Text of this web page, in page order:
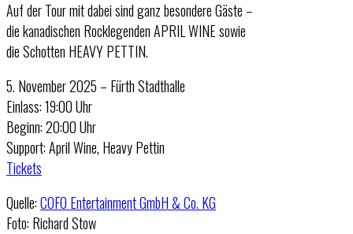
Auf der Tour mit dabei sind ganz besondere Gäste –
die kanadischen Rocklegenden APRIL WINE sowie
die Schotten HEAVY PETTIN.
5. November 2025 – Fürth Stadthalle
Einlass: 19:00 Uhr
Beginn: 20:00 Uhr
Support: April Wine, Heavy Pettin
Tickets
Quelle:COFO Entertainment GmbH & Co. KG
Foto: Richard Stow